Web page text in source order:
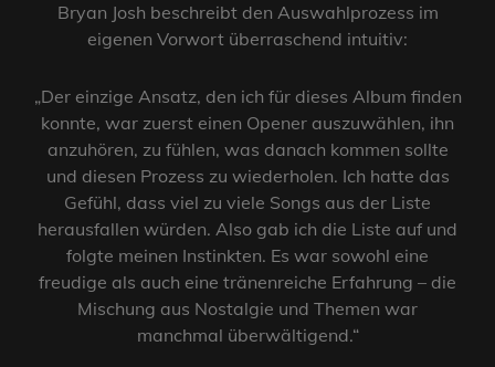
Bryan Josh beschreibt den Auswahlprozess im
eigenen Vorwort überraschend intuitiv:
„Der einzige Ansatz, den ich für dieses Album finden
konnte, war zuerst einen Opener auszuwählen, ihn
anzuhören, zu fühlen, was danach kommen sollte
und diesen Prozess zu wiederholen. Ich hatte das
Gefühl, dass viel zu viele Songs aus der Liste
herausfallen würden. Also gab ich die Liste auf und
folgte meinen Instinkten. Es war sowohl eine
freudige als auch eine tränenreiche Erfahrung – die
Mischung aus Nostalgie und Themen war
manchmal überwältigend.“